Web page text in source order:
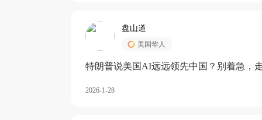
盘山道
美国华人
特朗普说美国AI远远领先中国？别着急，
2026-1-28